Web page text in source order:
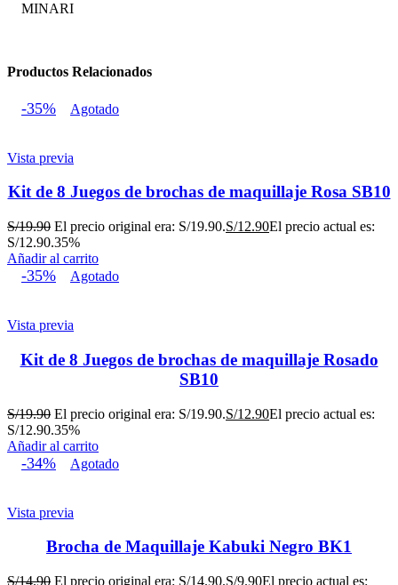
MINARI
Productos Relacionados
-35% Agotado
Vista previa
Kit de 8 Juegos de brochas de maquillaje Rosa SB10
S/19.90 El precio original era: S/19.90.S/12.90El precio actual es:
S/12.90.35%
Añadir al carrito
-35% Agotado
Vista previa
Kit de 8 Juegos de brochas de maquillaje Rosado
SB10
S/19.90 El precio original era: S/19.90.S/12.90El precio actual es:
S/12.90.35%
Añadir al carrito
-34% Agotado
Vista previa
Brocha de Maquillaje Kabuki Negro BK1
S/14.90 El precio original era: S/14.90.S/9.90El precio actual es: